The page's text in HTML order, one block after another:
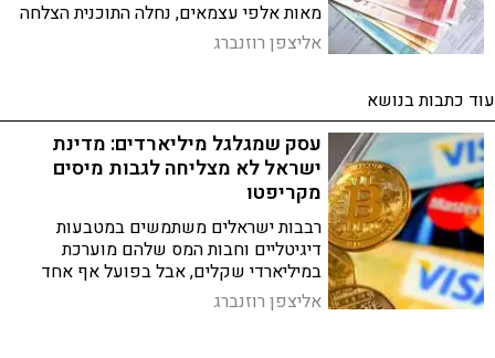
מאות אלפי עצמאים, נחלה התוכנית הצלחה
גדולה. כעת נכון להרחיב אותה למעגלים
נוספים
אליצפן רוזנברג
עוד כתבות בנושא
עסק שמגלגל מיליארדים: מדינת
ישראל לא מצליחה לגבות מיסים
מקריפטו
רבבות ישראלים משתמשים במטבעות
דיגיטליים וחבות המס שלהם מוערכת
במיליארדי שקלים, אבל בפועל אף אחד
כמעט לא מדווח. האם נוהל חדש ישנה את
המצב?
אליצפן רוזנברג